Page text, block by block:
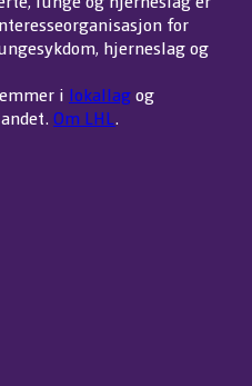
for
hjerneslag og
i lokallagog
Om LHL.